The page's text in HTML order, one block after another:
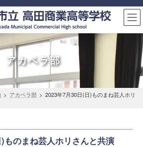
アカペラ部
> アカペラ部 > 2023年7月30日(日)ものまね芸人ホリ
ものまね芸人ホリさんと共演